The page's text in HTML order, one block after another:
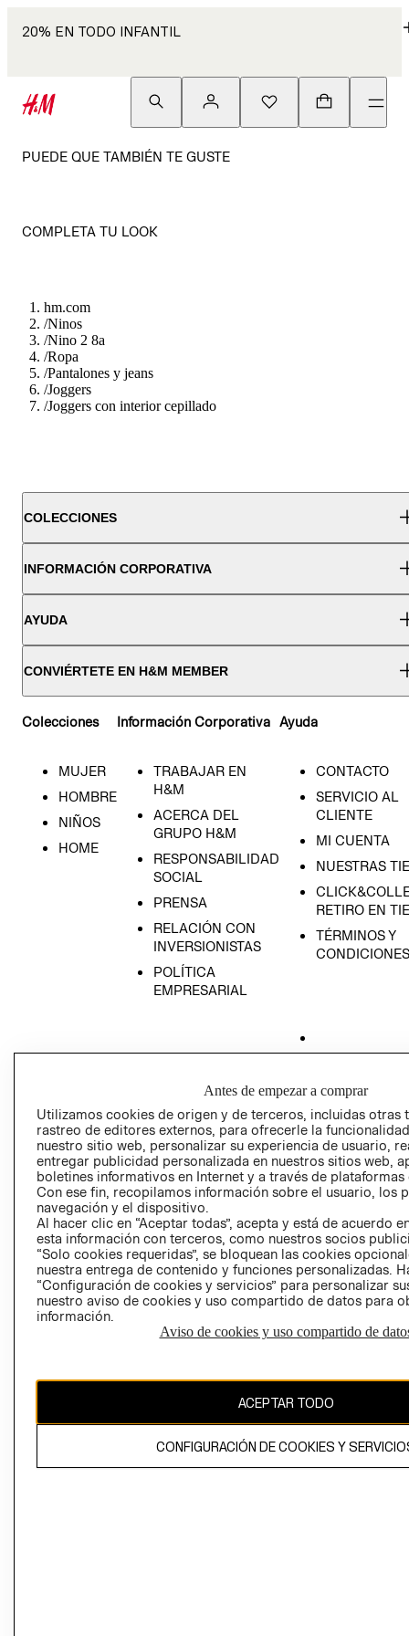
20% EN TODO INFANTIL
PUEDE QUE TAMBIÉN TE GUSTE
COMPLETA TU LOOK
hm.com
/Ninos
/Nino 2 8a
/Ropa
/Pantalones y jeans
/Joggers
/Joggers con interior cepillado
COLECCIONES
INFORMACIÓN CORPORATIVA
AYUDA
CONVIÉRTETE EN H&M MEMBER
Colecciones
MUJER
HOMBRE
NIÑOS
HOME
Información Corporativa
TRABAJAR EN
H&M
ACERCA DEL
GRUPO H&M
RESPONSABILIDAD
SOCIAL
PRENSA
RELACIÓN CON
INVERSIONISTAS
POLÍTICA
EMPRESARIAL
Ayuda
CONTACTO
SERVICIO AL
CLIENTE
MI CUENTA
NUESTRAS
RETIRO EN
TÉRMINOS Y
CONDICIONES
PRIVACIDAD
GIFT CARD
AVISO DE
Perú (S/)
CAMBIAR REGIÓN
Antes de empezar a comprar
Utilizamos cookies de origen y de terceros, incluidas otras
rastreo de editores externos, para ofrecerle la
nuestro sitio web, personalizar su experiencia de usuario,
entregar publicidad personalizada en nuestros sitios web,
boletines informativos en Internet y a través de plataformas
Con ese fin, recopilamos información sobre el usuario, los
navegación y el dispositivo.
Al hacer clic en “Aceptar todas”, acepta y está de acuerdo
esta información con terceros, como nuestros socios
“Solo cookies requeridas”, se bloquean las cookies
nuestra entrega de contenido y funciones personalizadas.
“Configuración de cookies y servicios” para personalizar
nuestro aviso de cookies y uso compartido de datos para
información.
Aviso de cookies y uso compartido de
ACEPTAR TODO
CONFIGURACIÓN DE COOKIES Y